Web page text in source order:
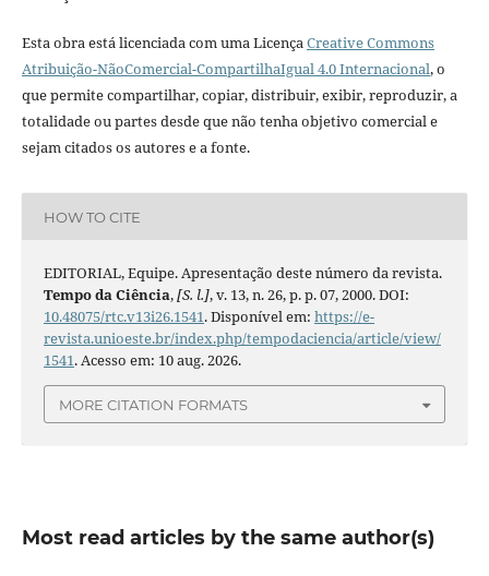
Esta obra está licenciada com uma LicençaCreative Commons
Atribuição-NãoComercial-CompartilhaIgual 4.0 Internacional, o
que permite compartilhar, copiar, distribuir, exibir, reproduzir, a
totalidade ou partes desde que não tenha objetivo comercial e
sejam citados os autores e a fonte.
HOW TO CITE
EDITORIAL, Equipe. Apresentação deste número da revista.
Tempo da Ciência,[S. l.], v. 13, n. 26, p. p. 07, 2000. DOI:
10.48075/rtc.v13i26.1541. Disponível em: https://e-
revista.unioeste.br/index.php/tempodaciencia/article/view/
1541. Acesso em: 10 aug. 2026.
MORE CITATION FORMATS
Most read articles by the same author(s)